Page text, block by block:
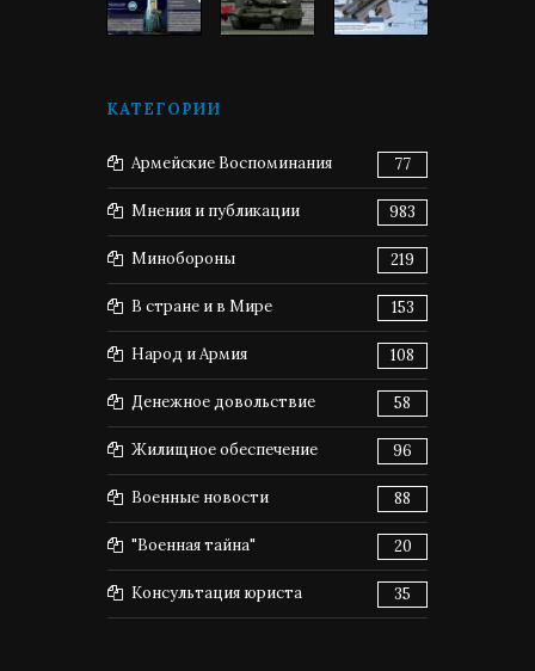
КАТЕГОРИИ
Армейские Воспоминания 77
Мнения и публикации 983
Минобороны 219
В стране и в Мире 153
Народ и Армия 108
Денежное довольствие 58
Жилищное обеспечение 96
Военные новости 88
"Военная тайна" 20
Консультация юриста 35